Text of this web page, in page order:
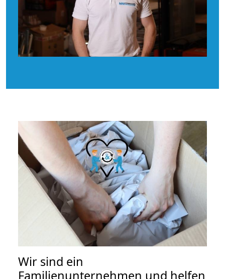
Wir sind ein
Familienunternehmen und helfen